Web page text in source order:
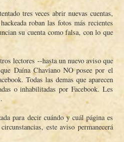
tres veces abrir nuevas cuentas,
roban las fotos más recientes
su cuenta como falsa, con lo que
lectores --hasta un nuevo aviso que
Daí­na Chaviano NO posee por el
Todas las demas que aparecen
o inhabilitadas por Facebook. Les
para decir cuándo y cuál página es
este aviso permanecerá